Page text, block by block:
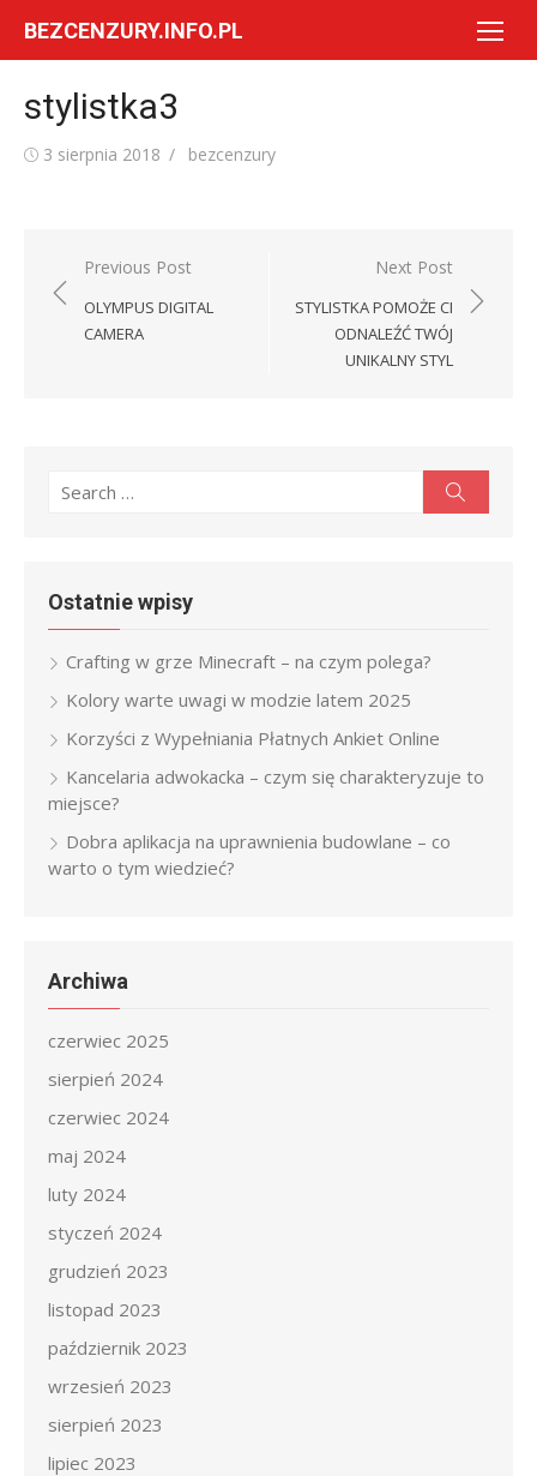
BEZCENZURY.INFO.PL
stylistka3
Posted
3 sierpnia 2018 Author
bezcenzury
Nawigacja
wpisu
Previous Post
OLYMPUS DIGITAL
CAMERA
Next Post
STYLISTKA POMOŻE CI
ODNALEŹĆ TWÓJ
UNIKALNY STYL
Search
Ostatnie wpisy
Crafting w grze Minecraft – na czym polega?
Kolory warte uwagi w modzie latem 2025
Korzyści z Wypełniania Płatnych Ankiet Online
Kancelaria adwokacka – czym się charakteryzuje to
miejsce?
Dobra aplikacja na uprawnienia budowlane – co
warto o tym wiedzieć?
Archiwa
czerwiec 2025
sierpień 2024
czerwiec 2024
maj 2024
luty 2024
styczeń 2024
grudzień 2023
listopad 2023
październik 2023
wrzesień 2023
sierpień 2023
lipiec 2023